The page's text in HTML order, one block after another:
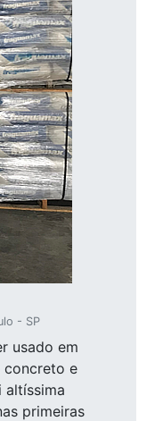
- SP
usado em
concreto e
altíssima
primeiras